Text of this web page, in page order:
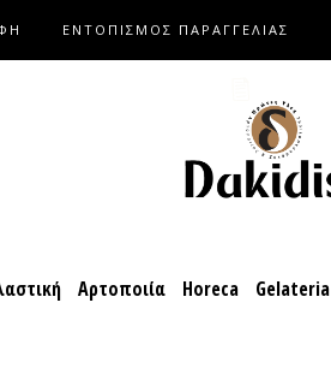
ΕΝΤΟΠΙΣΜΟΣ ΠΑΡΑΓΓΕΛΙΑΣ
Αρτοποιία Horeca Gelateria